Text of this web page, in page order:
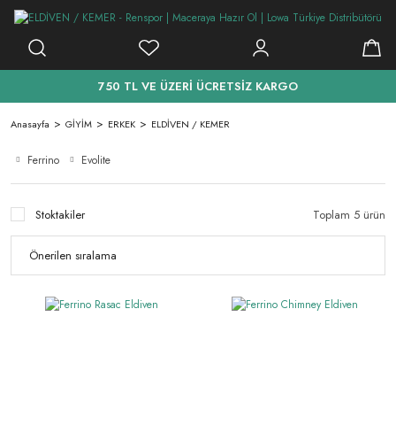
750 TL VE ÜZERİ ÜCRETSİZ KARGO
Anasayfa GİYİM ERKEK ELDİVEN / KEMER
Ferrino Evolite
Stoktakiler Toplam 5 ürün